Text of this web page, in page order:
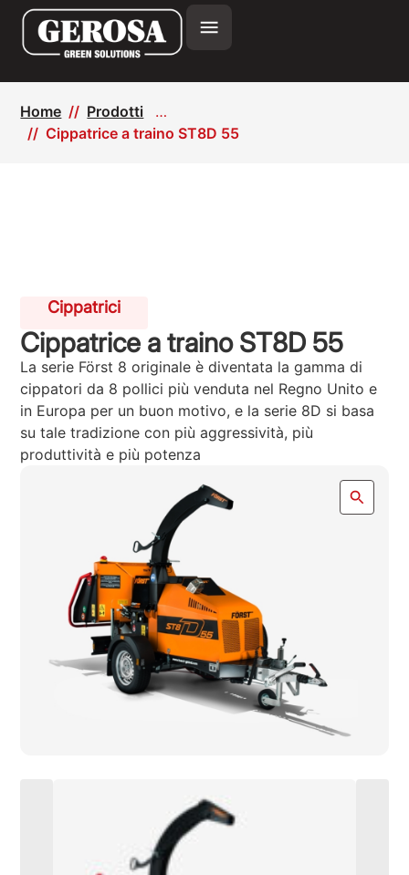
Home
Prodotti
Cippatrice a traino ST8D 55
Cippatrici
Cippatrice a traino ST8D 55
La serie Först 8 originale è diventata la gamma di
cippatori da 8 pollici più venduta nel Regno Unito e
in Europa per un buon motivo, e la serie 8D si basa
su tale tradizione con più aggressività, più
produttività e più potenza